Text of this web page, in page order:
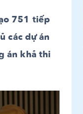
751 tiếp
các dự án
án khả thi